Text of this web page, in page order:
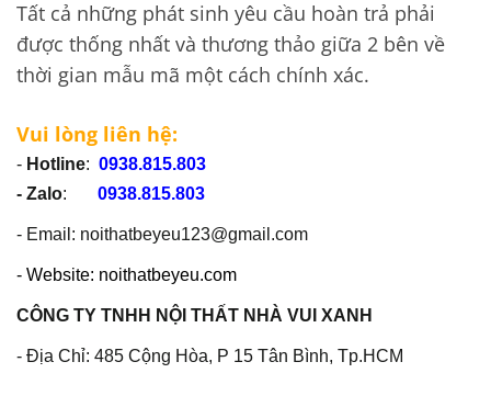
Tất cả những phát sinh yêu cầu hoàn trả phải
được thống nhất và thương thảo giữa 2 bên về
thời gian mẫu mã một cách chính xác.
Vui lòng liên hệ:
- Hotline: 0938.815.803
- Zalo: 0938.815.803
- Email: noithatbeyeu123@gmail.com
- Website: noithatbeyeu.com
CÔNG TY TNHH NỘI THẤT NHÀ VUI XANH
- Địa Chỉ: 485 Cộng Hòa, P 15 Tân Bình, Tp.HCM